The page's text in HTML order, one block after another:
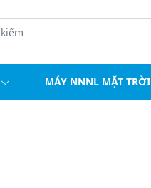
MÁY NNNL MẶT TRỜI